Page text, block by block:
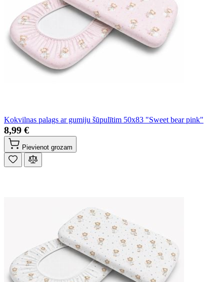
Kokvilnas palags ar gumiju šūpulītim 50x83 "Sweet bear pink"
8,99 €
Pievienot grozam